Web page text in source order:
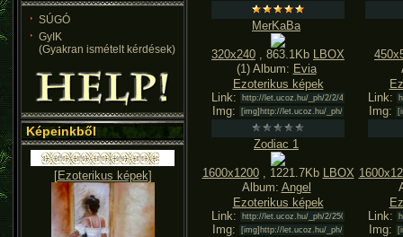
SÚGÓ
GyIK
(Gyakran ismételt kérdések)
Képeinkből
[Ezoterikus képek]
MerKaBa
320x240 , 863.1Kb LBOX
(1) Album: Evia
Ezoterikus képek
Link:
Img:
Link:
Img:
Zodiac 1
1600x1200, 1221.7Kb LBOX
Album: Angel
Ezoterikus képek
Link:
Img:
Link:
Img: